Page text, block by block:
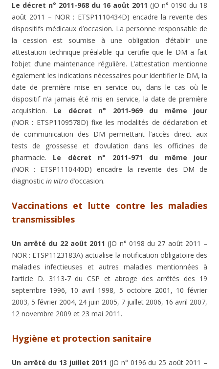
Le décret n° 2011-968 du 16 août 2011 (JO n° 0190 du 18
août 2011 – NOR : ETSP1110434D) encadre la revente des
dispositifs médicaux d’occasion. La personne responsable de
la cession est soumise à une obligation d’établir une
attestation technique préalable qui certifie que le DM a fait
l’objet d’une maintenance régulière. L’attestation mentionne
également les indications nécessaires pour identifier le DM, la
date de première mise en service ou, dans le cas où le
dispositif n’a jamais été mis en service, la date de première
acquisition. Le décret n° 2011‑969 du même jour
(NOR : ETSP1109578D) fixe les modalités de déclaration et
de communication des DM permettant l’accès direct aux
tests de grossesse et d’ovulation dans les officines de
pharmacie. Le décret n° 2011-971 du même jour
(NOR : ETSP1110440D) encadre la revente des DM de
diagnostic in vitro d’occasion.
Vaccinations et lutte contre les maladies
transmissibles
Un arrêté du 22 août 2011 (JO n° 0198 du 27 août 2011 –
NOR : ETSP1123183A) actualise la notification obligatoire des
maladies infectieuses et autres maladies mentionnées à
l’article D. 3113-7 du CSP et abroge des arrêtés des 19
septembre 1996, 10 avril 1998, 5 octobre 2001, 10 février
2003, 5 février 2004, 24 juin 2005, 7 juillet 2006, 16 avril 2007,
12 novembre 2009 et 23 mai 2011.
Hygiène et protection sanitaire
Un arrêté du 13 juillet 2011 (JO n° 0196 du 25 août 2011 –